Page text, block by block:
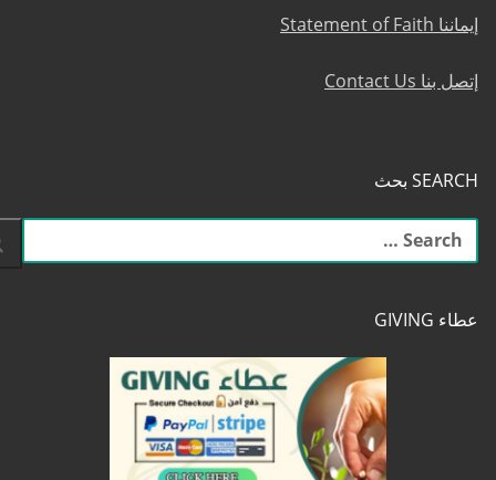
إيماننا Statement of Faith
إتصل بنا Contact Us
SEARCH بحث
البحث
عن:
عطاء GIVING